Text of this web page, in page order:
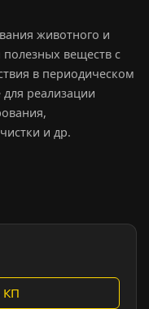
животного и
полезных веществ с
в периодическом
реализации
и др.
КП